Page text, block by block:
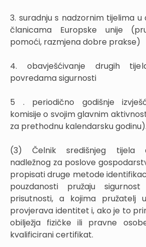
3. suradnju s nadzornim tijelima
članicama Europske unije
pomoći, razmjena dobre prakse)
4. obavješćivanje drugih
povredama sigurnosti
5 . periodično godišnje
komisije o svojim glavnim
za prethodnu kalendarsku godinu).
(3) Čelnik središnjeg tijela
nadležnog za poslove
propisati druge metode
pouzdanosti pružaju
prisutnosti, a kojima pružatelj
provjerava identitet i, ako je to
obilježja fizičke ili pravne
kvalificirani certifikat.